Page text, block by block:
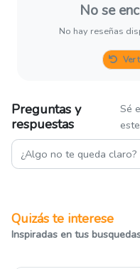
No se
No hay reseñas
Ver
Preguntas y
respuestas
Sé
Quizás te interese
Inspiradas en tus